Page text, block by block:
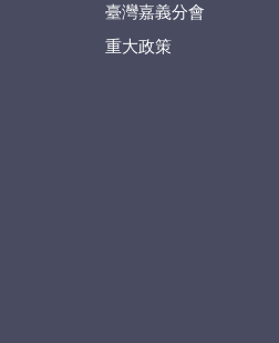
臺灣嘉義分會
重大政策